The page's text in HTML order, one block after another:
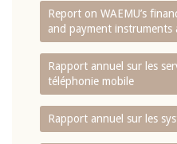
Report on WAEMU’s
and payment instruments
Rapport annuel sur les
téléphonie mobile
Rapport annuel sur les